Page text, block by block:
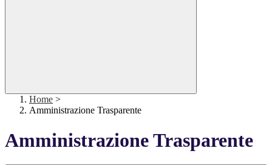
Home >
Amministrazione Trasparente
Amministrazione Trasparente